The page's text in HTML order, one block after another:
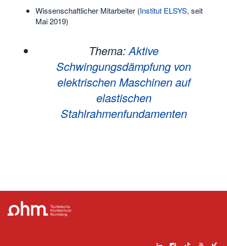
Wissenschaftlicher Mitarbeiter (Institut ELSYS, seit
Mai 2019)
Thema:Aktive
Schwingungsdämpfung von
elektrischen Maschinen auf
elastischen
Stahlrahmenfundamenten